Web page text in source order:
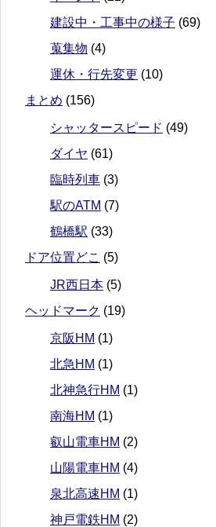
建設中・工事中の様子 (69)
蒐集物 (4)
運休・行先変更 (10)
まとめ (156)
シャッタースピード (49)
ダイヤ (61)
臨時列車 (3)
駅のATM (7)
鶴橋駅 (33)
ドア位置どこ (5)
JR西日本 (5)
ヘッドマーク (19)
京阪HM (1)
北急HM (1)
北神急行HM (1)
南海HM (1)
叡山電車HM (2)
山陽電車HM (4)
泉北高速HM (1)
神戸電鉄HM (2)